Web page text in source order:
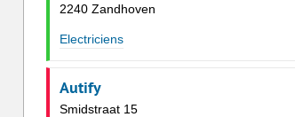
2240 Zandhoven
Electriciens
Autify
Smidstraat 15